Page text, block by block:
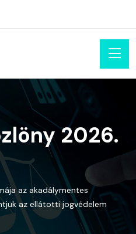
2026.
az akadálymentes
az ellátotti jogvédelem